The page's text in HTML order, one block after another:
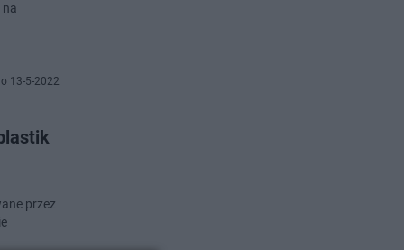
13-5-2022
przez